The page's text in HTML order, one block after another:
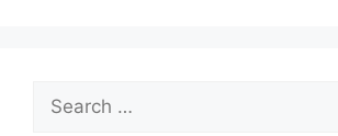
Search
for: